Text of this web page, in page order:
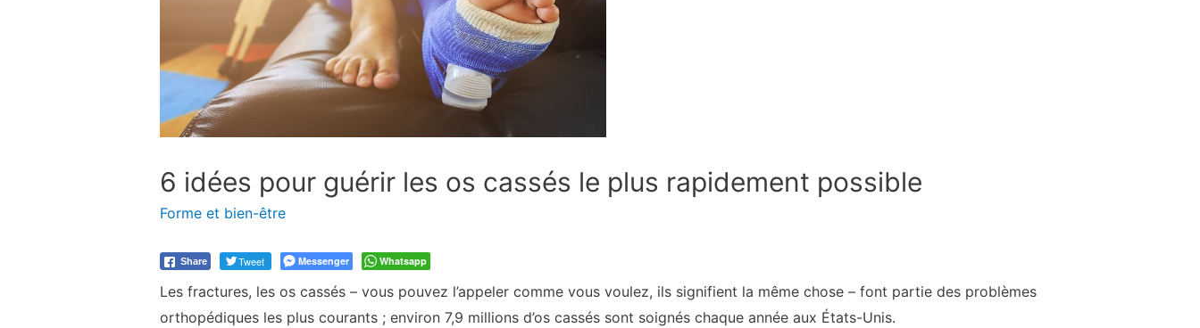
6 idées pour guérir les os cassés le plus rapidement possible
Forme et bien-être
Share Tweet Messenger Whatsapp
Les fractures, les os cassés – vous pouvez l’appeler comme vous voulez, ils signifient la même chose – font partie des problèmes
orthopédiques les plus courants ; environ 7,9 millions d’os cassés sont soignés chaque année aux États-Unis.